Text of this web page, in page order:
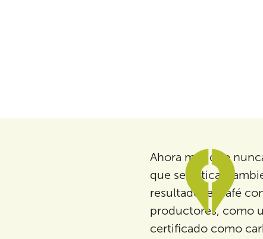
Ahora más que
que sea ética y
resultado, el café
productores, como
certificado como